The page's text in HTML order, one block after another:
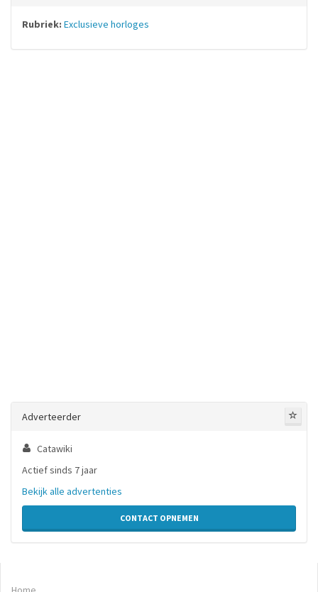
Rubriek: Exclusieve horloges
Adverteerder
Catawiki
Actief sinds 7 jaar
Bekijk alle advertenties
CONTACT OPNEMEN